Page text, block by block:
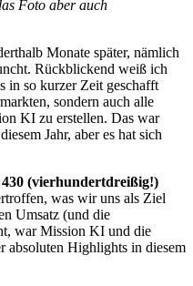
Foto aber auch
Monate später, nämlich
Rückblickend weiß ich
in so kurzer Zeit geschafft
sondern auch alle
KI zu erstellen. Das war
Jahr, aber es hat sich
(vierhundertdreißig!)
was wir uns als Ziel
Umsatz (und die
war Mission KI und die
absoluten Highlights in diesem